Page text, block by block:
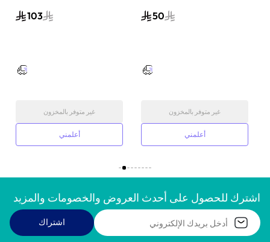
الإلكتروني ألوان متعددة
103
غير متوفر بالمخزون
أعلمني
الإلكتروني ألوان متعددة
50
غير متوفر بالمخزون
أعلمني
اشترك للحصول على أحدث العروض والخصومات والمزيد
اشتراك